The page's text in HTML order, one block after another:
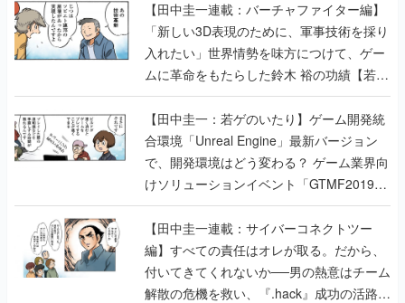
【田中圭一連載：バーチャファイター編】
「新しい3D表現のために、軍事技術を採り
入れたい」世界情勢を味方につけて、ゲー
ムに革命をもたらした鈴木 裕の功績【若ゲ
のいたり】
【田中圭一：若ゲのいたり】ゲーム開発統
合環境「Unreal Engine」最新バージョン
で、開発環境はどう変わる？ ゲーム業界向
けソリューションイベント「GTMF2019」
に行って、より理解を深めよう【PR】
【田中圭一連載：サイバーコネクトツー
編】すべての責任はオレが取る。だから、
付いてきてくれないか──男の熱意はチーム
解散の危機を救い、『.hack』成功の活路を